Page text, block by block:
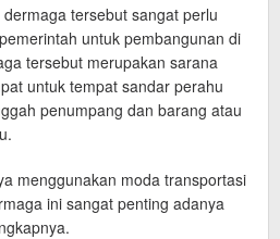
tersebut sangat perlu
untuk pembangunan di
tersebut merupakan sarana
untuk tempat sandar perahu
penumpang dan barang atau
menggunakan moda transportasi
ini sangat penting adanya